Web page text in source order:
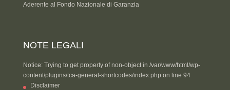
Aderente al Fondo Nazionale di Garanzia
NOTE LEGALI
Notice: Trying to get property of non-object in /var/www/html/wp-
content/plugins/tca-general-shortcodes/index.php on line 94
Disclaimer